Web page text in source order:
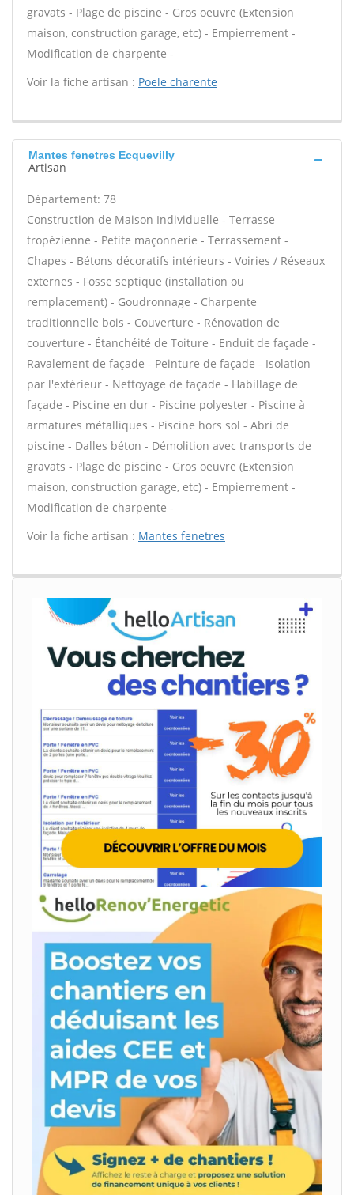
gravats - Plage de piscine - Gros oeuvre (Extension
maison, construction garage, etc) - Empierrement -
Modification de charpente -
Voir la fiche artisan : Poele charente
Mantes fenetres Ecquevilly
Artisan
Département: 78
Construction de Maison Individuelle - Terrasse
tropézienne - Petite maçonnerie - Terrassement -
Chapes - Bétons décoratifs intérieurs - Voiries / Réseaux
externes - Fosse septique (installation ou
remplacement) - Goudronnage - Charpente
traditionnelle bois - Couverture - Rénovation de
couverture - Étanchéité de Toiture - Enduit de façade -
Ravalement de façade - Peinture de façade - Isolation
par l'extérieur - Nettoyage de façade - Habillage de
façade - Piscine en dur - Piscine polyester - Piscine à
armatures métalliques - Piscine hors sol - Abri de
piscine - Dalles béton - Démolition avec transports de
gravats - Plage de piscine - Gros oeuvre (Extension
maison, construction garage, etc) - Empierrement -
Modification de charpente -
Voir la fiche artisan : Mantes fenetres